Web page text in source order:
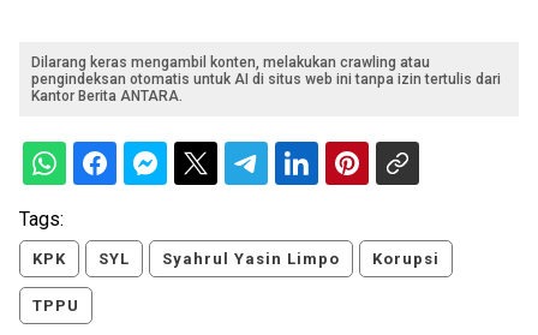
Dilarang keras mengambil konten, melakukan crawling atau
pengindeksan otomatis untuk AI di situs web ini tanpa izin tertulis dari
Kantor Berita ANTARA.
Tags:
KPK SYL Syahrul Yasin Limpo Korupsi
TPPU